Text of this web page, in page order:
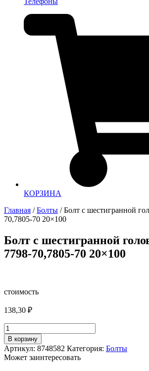
КОРЗИНА
Главная /Болты / Болт с шестигранной
70,7805-70 20×100
Болт с шестигранной
7798-70,7805-70 20×100
стоимость
138,30 ₽
Количество
товара
Болт
с
шестигранной
В корзину
Артикул: 8748582 Категория: Болты
Может заинтересовать